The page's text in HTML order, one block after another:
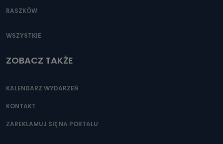
RASZKÓW
WSZYSTKIE
ZOBACZ TAKŻE
KALENDARZ WYDARZEŃ
KONTAKT
ZAREKLAMUJ SIĘ NA PORTALU